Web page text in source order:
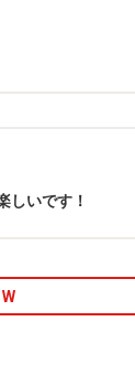
しいです！